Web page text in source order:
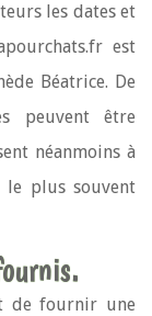
les dates et
est
Béatrice. De
peuvent être
néanmoins à
le plus souvent
de fournir une